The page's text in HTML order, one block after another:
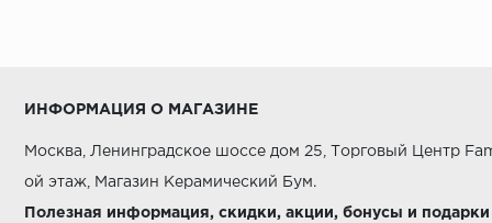
ИНФОРМАЦИЯ О МАГАЗИНЕ
Москва, Ленинградское шоссе дом 25, Торговый Центр
ой этаж, Магазин Керамический Бум.
Полезная информация, скидки, акции, бонусы и